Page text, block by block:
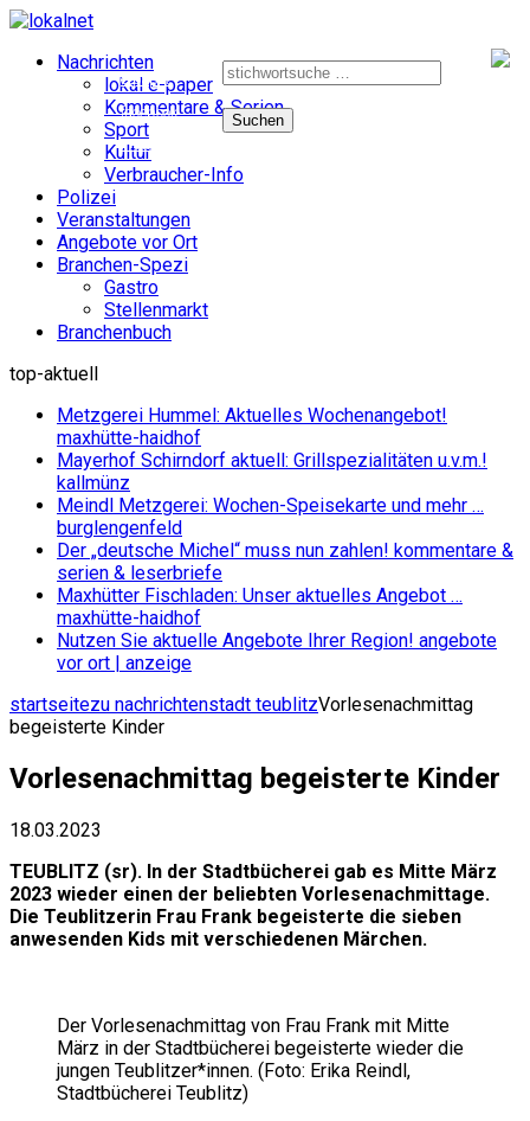
nach:
e-paper
facebook
instagram
Nachrichten
lokal e-paper
Kommentare & Serien
Sport
Kultur
Verbraucher-Info
Polizei
Veranstaltungen
Angebote vor Ort
Branchen-Spezi
Gastro
Stellenmarkt
Branchenbuch
top-aktuell
Metzgerei Hummel: Aktuelles Wochenangebot!
maxhütte-haidhof
Mayerhof Schirndorf aktuell: Grillspezialitäten u.v.m.!
kallmünz
Meindl Metzgerei: Wochen-Speisekarte und mehr …
burglengenfeld
Der „deutsche Michel“ muss nun zahlen! kommentare &
serien & leserbriefe
Maxhütter Fischladen: Unser aktuelles Angebot …
maxhütte-haidhof
Nutzen Sie aktuelle Angebote Ihrer Region! angebote
vor ort | anzeige
startseitezu nachrichtenstadt teublitzVorlesenachmittag
begeisterte Kinder
Vorlesenachmittag begeisterte Kinder
18.03.2023
TEUBLITZ (sr). In der Stadtbücherei gab es Mitte März
2023 wieder einen der beliebten Vorlesenachmittage.
Die Teublitzerin Frau Frank begeisterte die sieben
anwesenden Kids mit verschiedenen Märchen.
Der Vorlesenachmittag von Frau Frank mit Mitte
März in der Stadtbücherei begeisterte wieder die
jungen Teublitzer*innen. (Foto: Erika Reindl,
Stadtbücherei Teublitz)